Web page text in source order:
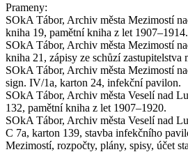
Prameny:
SOkA Tábor, Archiv města Mezimostí
kniha 19, pamětní kniha z let 1907–1914.
SOkA Tábor, Archiv města Mezimostí
kniha 21, zápisy ze schůzí zastupitelstva
SOkA Tábor, Archiv města Mezimostí
sign. IV/1a, karton 24, infekční pavilon.
SOkA Tábor, Archiv města Veselí nad
132, pamětní kniha z let 1907–1920.
SOkA Tábor, Archiv města Veselí nad
C 7a, karton 139, stavba infekčního
Mezimostí, rozpočty, plány, spisy, účet